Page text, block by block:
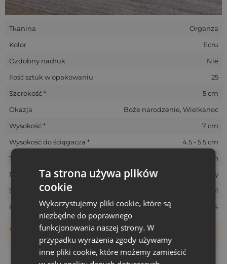
Tkanina
Organza
Kolor
Ecru
Ozdobny nadruk
Nie
Ilość sztuk w opakowaniu
25
Szerokość *
5 cm
Okazja
Boże narodzenie, Wielkanoc
Wysokość *
7 cm
Wysokość do ściągacza *
4.5 - 5.5 cm
Tolerancja rozmiarów *
+/- 1 cm
Rozmiar
Mały
SKU
ORB-0507-IVX-451
EAN
5902565680244
Woreczki szyte są ręcznie, dlatego ich rzeczywisty rozmiar
może różnić +/- 1 cm
Ta strona używa plików
cookie
Wykorzystujemy pliki cookie, które są
niezbędne do poprawnego
funkcjonowania naszej strony. W
przypadku wyrażenia zgody używamy
inne pliki cookie, które możemy zamieścić